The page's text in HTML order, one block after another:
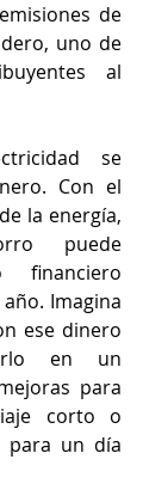
de
uno de
al
se
Con el
la energía,
puede
Imagina
ese dinero
en un
para
corto o
para un día